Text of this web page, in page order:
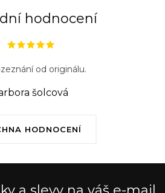
hodnocení
HODNOCENÍ
od originálu.
šolcová